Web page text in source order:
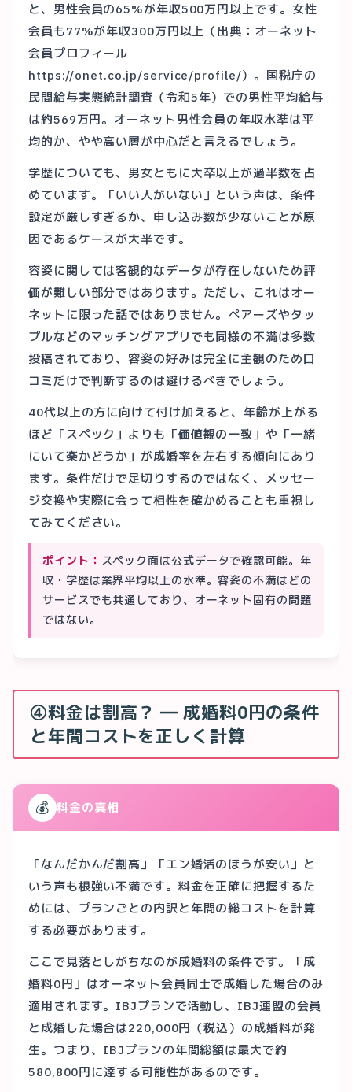
と、男性会員の65%が年収500万円以上です。女性
会員も77%が年収300万円以上（出典：オーネット
会員プロフィール
https://onet.co.jp/service/profile/）。国税庁の
民間給与実態統計調査（令和5年）での男性平均給与
は約569万円。オーネット男性会員の年収水準は平
均的か、やや高い層が中心だと言えるでしょう。
学歴についても、男女ともに大卒以上が過半数を占
めています。「いい人がいない」という声は、条件
設定が厳しすぎるか、申し込み数が少ないことが原
因であるケースが大半です。
容姿に関しては客観的なデータが存在しないため評
価が難しい部分ではあります。ただし、これはオー
ネットに限った話ではありません。ペアーズやタッ
プルなどのマッチングアプリでも同様の不満は多数
投稿されており、容姿の好みは完全に主観のため口
コミだけで判断するのは避けるべきでしょう。
40代以上の方に向けて付け加えると、年齢が上がる
ほど「スペック」よりも「価値観の一致」や「一緒
にいて楽かどうか」が成婚率を左右する傾向にあり
ます。条件だけで足切りするのではなく、メッセー
ジ交換や実際に会って相性を確かめることも重視し
てみてください。
ポイント： スペック面は公式データで確認可能。年
収・学歴は業界平均以上の水準。容姿の不満はどの
サービスでも共通しており、オーネット固有の問題
ではない。
④料金は割高？ ― 成婚料0円の条件
と年間コストを正しく計算
💰 料金の真相
「なんだかんだ割高」「エン婚活のほうが安い」と
いう声も根強い不満です。料金を正確に把握するた
めには、プランごとの内訳と年間の総コストを計算
する必要があります。
ここで見落としがちなのが成婚料の条件です。「成
婚料0円」はオーネット会員同士で成婚した場合のみ
適用されます。IBJプランで活動し、IBJ連盟の会員
と成婚した場合は220,000円（税込）の成婚料が発
生。つまり、IBJプランの年間総額は最大で約
580,800円に達する可能性があるのです。